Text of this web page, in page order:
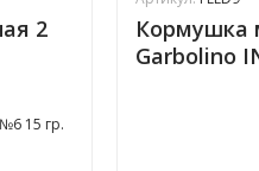
2
15 гр.
Кормушка
Garbolino